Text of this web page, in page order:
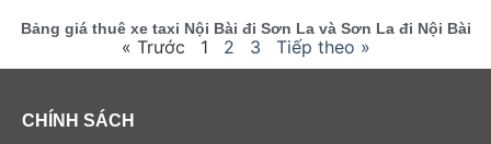
Bảng giá thuê xe taxi Nội Bài đi Sơn La và Sơn La đi Nội Bài
« Trước 1 2 3 Tiếp theo »
CHÍNH SÁCH